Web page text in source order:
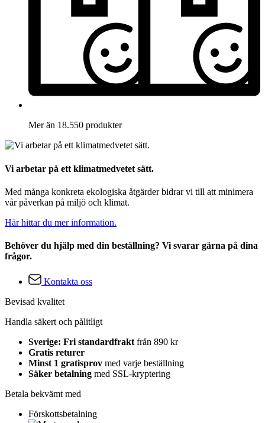
Mer än 18.550 produkter
Vi arbetar på ett klimatmedvetet sätt.
Med många konkreta ekologiska åtgärder bidrar vi till att minimera
vår påverkan på miljö och klimat.
Här hittar du mer information.
Behöver du hjälp med din beställning? Vi svarar gärna på dina
frågor.
Kontakta oss
Bevisad kvalitet
Handla säkert och pålitligt
Sverige: Fri standardfrakt från 890 kr
Gratis returer
Minst 1 gratisprov med varje beställning
Säker betalning med SSL-kryptering
Betala bekvämt med
Förskottsbetalning